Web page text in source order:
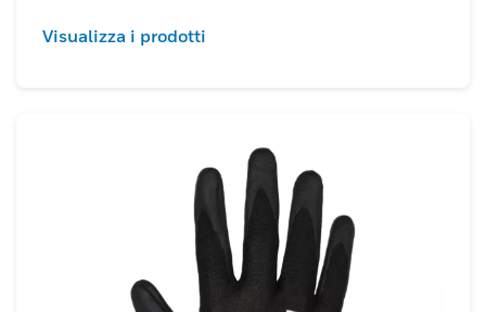
Visualizza i prodotti